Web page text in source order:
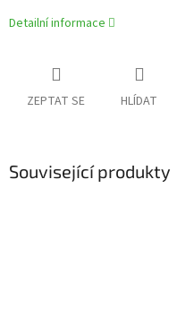
Detailní informace
ZEPTAT SE HLÍDAT
Související produkty